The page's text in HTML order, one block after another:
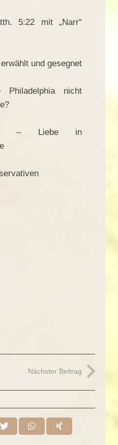
5:22 mit „Narr“
und gesegnet
nicht
Liebe in
Nächster Beitrag